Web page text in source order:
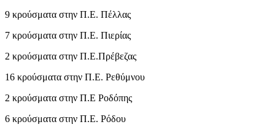
9 κρούσματα στην Π.Ε. Πέλλας
7 κρούσματα στην Π.Ε. Πιερίας
2 κρούσματα στην Π.Ε.Πρέβεζας
16 κρούσματα στην Π.Ε. Ρεθύμνου
2 κρούσματα στην Π.Ε Ροδόπης
6 κρούσματα στην Π.Ε. Ρόδου